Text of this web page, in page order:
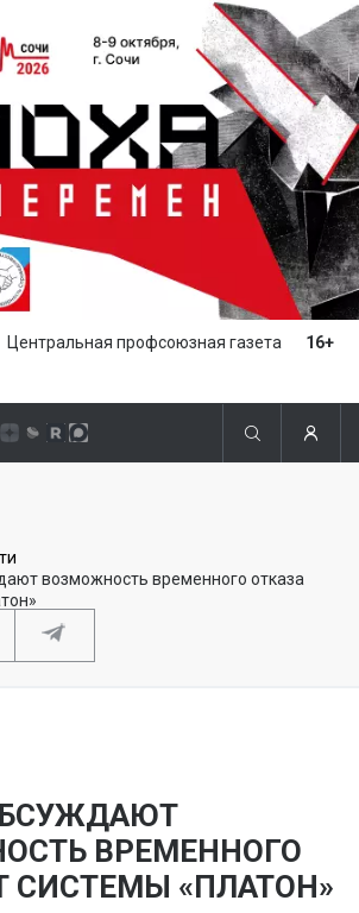
Центральная профсоюзная газета 16+
возможность временного отказа
ВРЕМЕННОГО
СИСТЕМЫ «ПЛАТОН»